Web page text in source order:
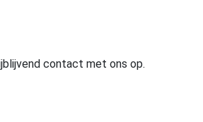
contact met ons op.